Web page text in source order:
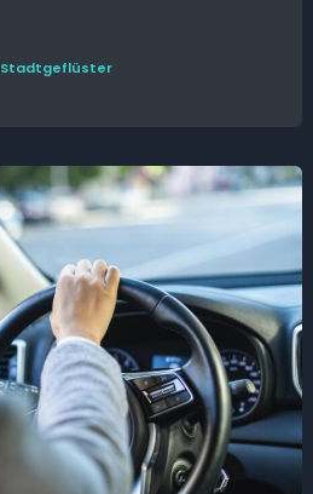
Stadt­geflüster